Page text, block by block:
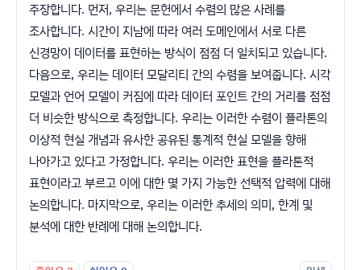
주장합니다. 먼저, 우리는 문헌에서 수렴의 많은 사례를
조사합니다. 시간이 지남에 따라 여러 도메인에서 서로 다른
신경망이 데이터를 표현하는 방식이 점점 더 일치되고 있습니다.
다음으로, 우리는 데이터 모달리티 간의 수렴을 보여줍니다. 시각
모델과 언어 모델이 커짐에 따라 데이터 포인트 간의 거리를 점점
더 비슷한 방식으로 측정합니다. 우리는 이러한 수렴이 플라톤의
이상적 현실 개념과 유사한 공유된 통계적 현실 모델을 향해
나아가고 있다고 가정합니다. 우리는 이러한 표현을 플라톤적
표현이라고 부르고 이에 대한 몇 가지 가능한 선택적 압력에 대해
논의합니다. 마지막으로, 우리는 이러한 추세의 의미, 한계 및
분석에 대한 반례에 대해 논의합니다.